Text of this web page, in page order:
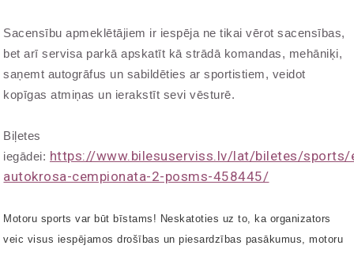
Sacensību apmeklētājiem ir iespēja ne tikai vērot sacensības,
bet arī servisa parkā apskatīt kā strādā komandas, mehāniķi,
saņemt autogrāfus un sabildēties ar sportistiem, veidot
kopīgas atmiņas un ierakstīt sevi vēsturē.
Biļetes
iegādei: https://www.bilesuserviss.lv/lat/biletes/sports/
autokrosa-cempionata-2-posms-458445/
Motoru sports var būt bīstams! Neskatoties uz to, ka organizators
veic visus iespējamos drošības un piesardzības pasākumus, motoru